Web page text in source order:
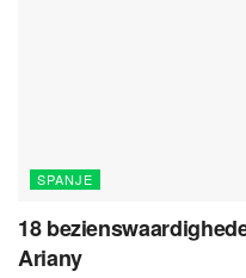
SPANJE
18
Ariany